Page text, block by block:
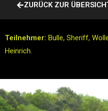
ZURÜCK ZUR
Teilnehmer: Bulle, Sheriff,
Heinrich.